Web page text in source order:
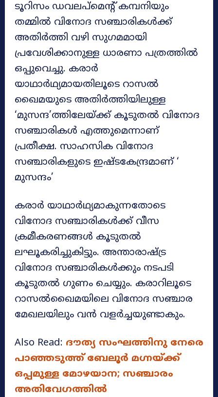
ടൂറിസം ഡവലപ്‌മെന്റ് കമ്പനിയും
തമ്മിൽ വിനോദ സഞ്ചാരികൾക്ക്
അതിർത്തി വഴി സുഗമമായി
പ്രവേശിക്കാനുള്ള ധാരണാ പത്രത്തിൽ
ഒപ്പുവെച്ചു. കരാർ
യാഥാർഥ്യമായതിലൂടെ റാസൽ
ഖൈമയുടെ അതിർത്തിയിലുള്ള
‘മുസന്ദ’ത്തിലേയ്ക്ക് കൂടുതൽ വിനോദ
സഞ്ചാരികൾ എത്തുമെന്നാണ്
പ്രതീക്ഷ. സാഹസിക വിനോദ
സഞ്ചാരികളുടെ ഇഷ്ടകേന്ദ്രമാണ് ‘
മുസന്ദം’
കരാർ യാഥാർഥ്യമാകുന്നതോടെ
വിനോദ സഞ്ചാരികൾക്ക് വീസ
ക്രമീകരണങ്ങൾ കൂടുതൽ
ലഘൂകരിച്ചുകിട്ടും. അന്താരാഷ്ട്ര
വിനോദ സഞ്ചാരികൾക്കും നടപടി
കൂടുതൽ ഗുണം ചെയ്യും. കരാറിലൂടെ
റാസൽഖൈമയിലെ വിനോദ സഞ്ചാര
മേഖലയിലും വൻ വളർച്ചയുണ്ടാകും.
Also Read: ദൗത്യ സംഘത്തിനു നേരെ
പാഞ്ഞടുത്ത് ബേലൂര്‍ മഗ്നയ്ക്ക്
ഒപ്പമുള്ള മോഴയാന; സഞ്ചാരം
അതിവേഗത്തിൽ